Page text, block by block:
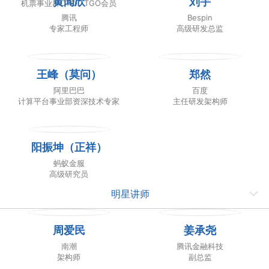
机票事业群CTO，TGO会员
腾讯
专家工程师
Bespin
高级研发总监
王峰（莫问）
阿里巴巴
计算平台事业部资深技术专家
郑然
百度
主任研发架构师
阳振坤（正祥）
蚂蚁金服
高级研究员
明星讲师
周爱民
南潮
架构师
姜承尧
腾讯金融科技
副总监